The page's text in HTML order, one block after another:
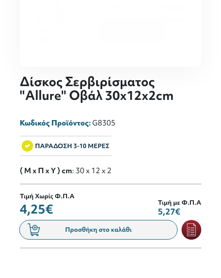
Δίσκος Σερβιρίσματος
"Allure" Οβάλ 30x12x2cm
Κωδικός Προϊόντος:G8305
ΠΑΡΑΔΟΣΗ 3-10 ΜΕΡΕΣ
( M x Π x Y ) cm: 30 x 12 x 2
Τιμή Χωρίς Φ.Π.Α
4,25€ Τιμή με Φ.Π.Α
5,27€
Προσθήκη στο καλάθι